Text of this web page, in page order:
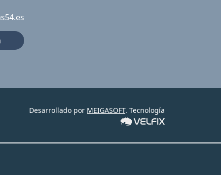
Desarrollado por MEIGASOFT. Tecnología